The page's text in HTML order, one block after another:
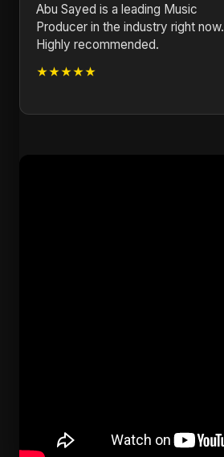
Abu Sayed is a leading Music
Producer in the industry right now.
Highly recommended.
★★★★★